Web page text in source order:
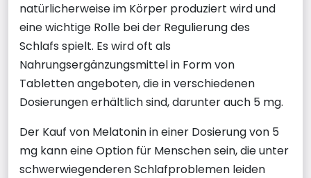
natürlicherweise im Körper produziert wird und
eine wichtige Rolle bei der Regulierung des
Schlafs spielt. Es wird oft als
Nahrungsergänzungsmittel in Form von
Tabletten angeboten, die in verschiedenen
Dosierungen erhältlich sind, darunter auch 5 mg.
Der Kauf von Melatonin in einer Dosierung von 5
mg kann eine Option für Menschen sein, die unter
schwerwiegenderen Schlafproblemen leiden